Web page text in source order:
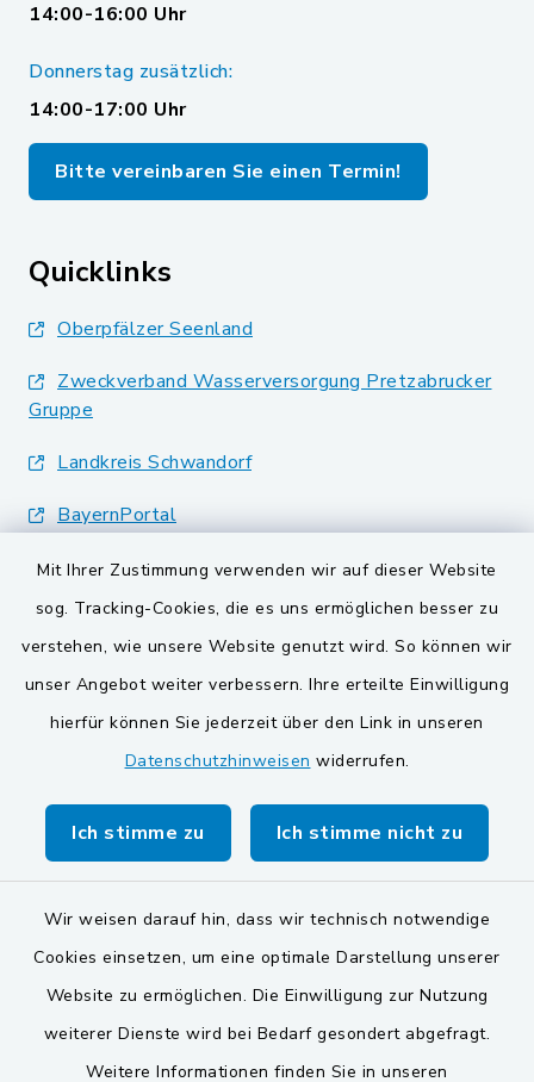
Mit Ihrer Zustimmung verwenden wir auf dieser Website
sog. Tracking-Cookies, die es uns ermöglichen besser zu
verstehen, wie unsere Website genutzt wird. So können wir
unser Angebot weiter verbessern. Ihre erteilte Einwilligung
hierfür können Sie jederzeit über den Link in unseren
Datenschutzhinweisen widerrufen.
Ich stimme zu Ich stimme nicht zu
Wir weisen darauf hin, dass wir technisch notwendige
Cookies einsetzen, um eine optimale Darstellung unserer
Website zu ermöglichen. Die Einwilligung zur Nutzung
weiterer Dienste wird bei Bedarf gesondert abgefragt.
Weitere Informationen finden Sie in unseren
14:00-16:00 Uhr
Donnerstag zusätzlich:
14:00-17:00 Uhr
Bitte vereinbaren Sie einen Termin!
Quicklinks
Oberpfälzer Seenland
Zweckverband Wasserversorgung Pretzabrucker
Gruppe
Landkreis Schwandorf
BayernPortal
VG und Gemeinden
Gemeinde Schwarzach bei Nabburg
Gemeinde Stulln
Barrierefreiheit
Datenschutz